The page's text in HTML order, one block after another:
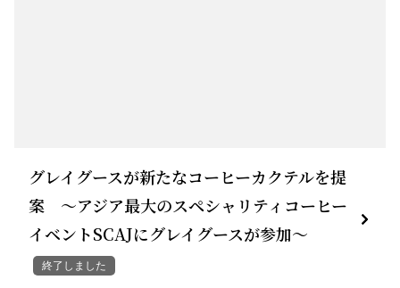
グレイグースが新たなコーヒーカクテルを提
案 ～アジア最大のスペシャリティコーヒー
イベントSCAJにグレイグースが参加～
終了しました